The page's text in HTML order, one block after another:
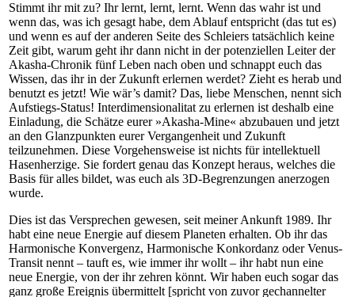
Stimmt ihr mit zu? Ihr lernt, lernt, lernt. Wenn das wahr ist und
wenn das, was ich gesagt habe, dem Ablauf entspricht (das tut es)
und wenn es auf der anderen Seite des Schleiers tatsächlich keine
Zeit gibt, warum geht ihr dann nicht in der potenziellen Leiter der
Akasha-Chronik fünf Leben nach oben und schnappt euch das
Wissen, das ihr in der Zukunft erlernen werdet? Zieht es herab und
benutzt es jetzt! Wie wär’s damit? Das, liebe Menschen, nennt sich
Aufstiegs-Status! Interdimensionalitat zu erlernen ist deshalb eine
Einladung, die Schätze eurer »Akasha-Mine« abzubauen und jetzt
an den Glanzpunkten eurer Vergangenheit und Zukunft
teilzunehmen. Diese Vorgehensweise ist nichts für intellektuell
Hasenherzige. Sie fordert genau das Konzept heraus, welches die
Basis für alles bildet, was euch als 3D-Begrenzungen anerzogen
wurde.
Dies ist das Versprechen gewesen, seit meiner Ankunft 1989. Ihr
habt eine neue Energie auf diesem Planeten erhalten. Ob ihr das
Harmonische Konvergenz, Harmonische Konkordanz oder Venus-
Transit nennt – tauft es, wie immer ihr wollt – ihr habt nun eine
neue Energie, von der ihr zehren könnt. Wir haben euch sogar das
ganz große Ereignis übermittelt [spricht von zuvor gechannelter